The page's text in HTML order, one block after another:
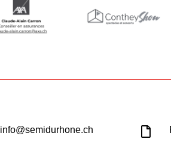
info@semidurhone.ch 